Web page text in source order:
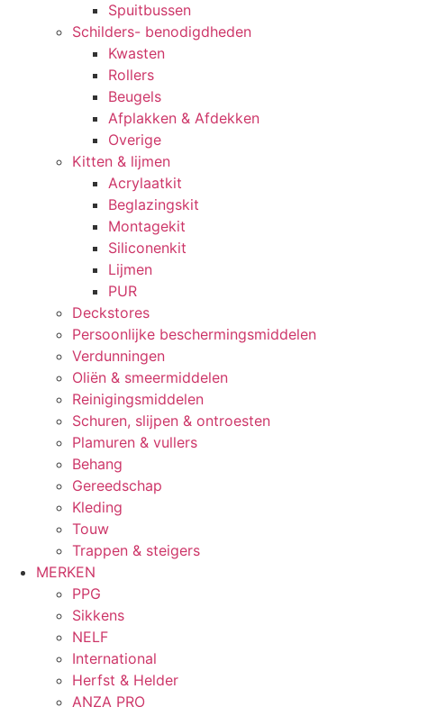
Spuitbussen
Schilders- benodigdheden
Kwasten
Rollers
Beugels
Afplakken & Afdekken
Overige
Kitten & lijmen
Acrylaatkit
Beglazingskit
Montagekit
Siliconenkit
Lijmen
PUR
Deckstores
Persoonlijke beschermingsmiddelen
Verdunningen
Oliën & smeermiddelen
Reinigingsmiddelen
Schuren, slijpen & ontroesten
Plamuren & vullers
Behang
Gereedschap
Kleding
Touw
Trappen & steigers
MERKEN
PPG
Sikkens
NELF
International
Herfst & Helder
ANZA PRO